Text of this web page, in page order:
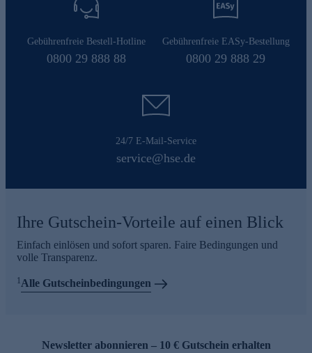
Gebührenfreie Bestell-Hotline
0800 29 888 88
Gebührenfreie EASy-Bestellung
0800 29 888 29
24/7 E-Mail-Service
service@hse.de
Ihre Gutschein-Vorteile auf einen Blick
Einfach einlösen und sofort sparen. Faire Bedingungen und
volle Transparenz.
1Alle Gutscheinbedingungen
Newsletter abonnieren – 10 € Gutschein erhalten